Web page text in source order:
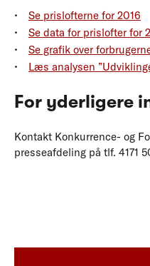
Se prislofterne for 2016
Se data for prislofter for
Se grafik over
Læs analysen
For yderligere
Kontakt Konkurrence- og
presseafdeling på tlf. 4171